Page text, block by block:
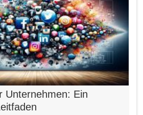
Unternehmen: Ein